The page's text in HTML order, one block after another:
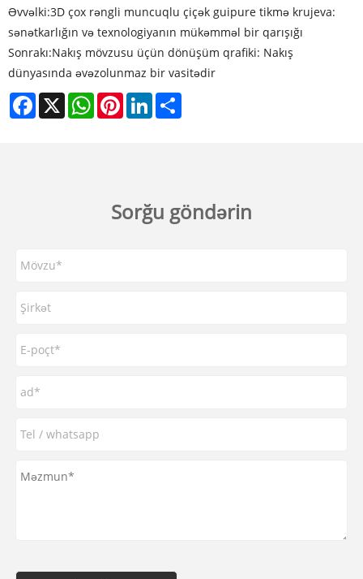
Əvvəlki:3D çox rəngli muncuqlu çiçək guipure tikmə krujeva:
sənətkarlığın və texnologiyanın mükəmməl bir qarışığı
Sonrakı:Nakış mövzusu üçün dönüşüm qrafiki: Nakış
dünyasında əvəzolunmaz bir vasitədir
Facebook
X WhatsAppPinterestLinkedIn
Sorğu göndərin